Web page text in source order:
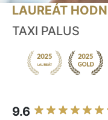
LAUREÁT
TAXI PALUS
9.6